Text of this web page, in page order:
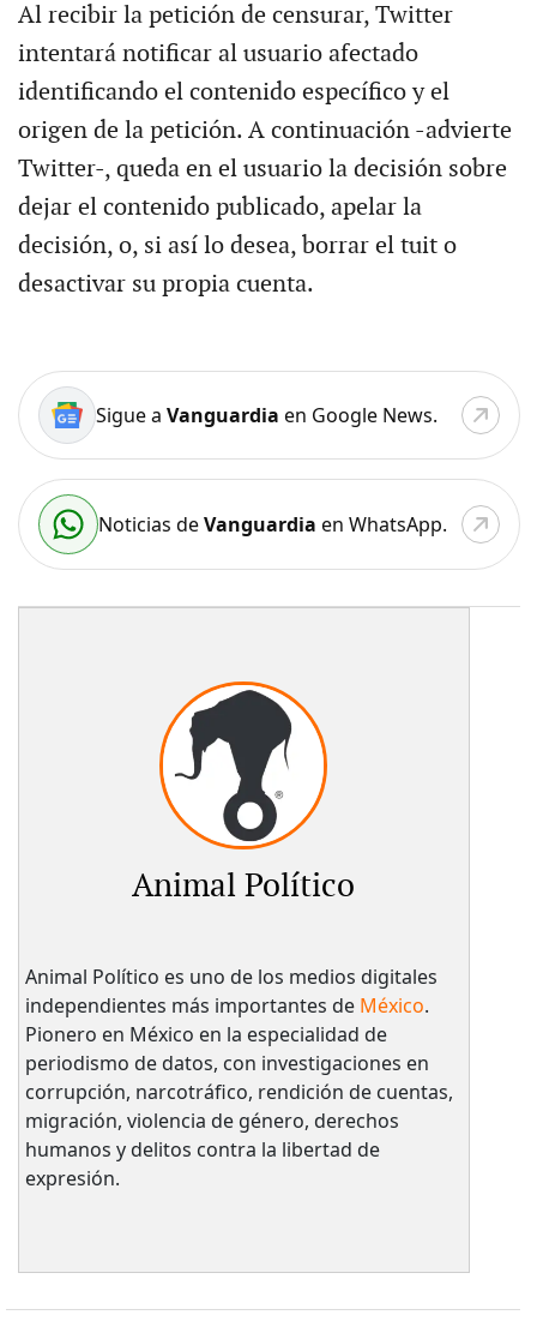
Al recibir la petición de censurar, Twitter
intentará notificar al usuario afectado
identificando el contenido específico y el
origen de la petición. A continuación -advierte
Twitter-, queda en el usuario la decisión sobre
dejar el contenido publicado, apelar la
decisión, o, si así lo desea, borrar el tuit o
desactivar su propia cuenta.
Sigue a Vanguardia en Google News.
Noticias deVanguardia en WhatsApp.
Animal Político
Animal Político es uno de los medios digitales
independientes más importantes de México.
Pionero en México en la especialidad de
periodismo de datos, con investigaciones en
corrupción, narcotráfico, rendición de cuentas,
migración, violencia de género, derechos
humanos y delitos contra la libertad de
expresión.